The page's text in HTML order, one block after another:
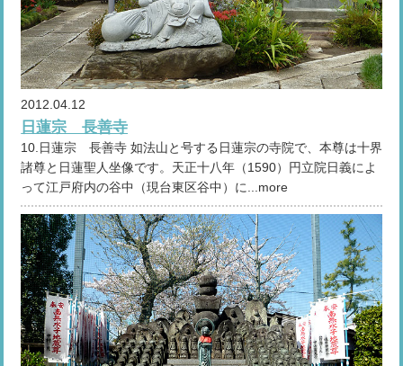
2012.04.12
日蓮宗 長善寺
10.日蓮宗 長善寺 如法山と号する日蓮宗の寺院で、本尊は十界
諸尊と日蓮聖人坐像です。天正十八年（1590）円立院日義によ
って江戸府内の谷中（現台東区谷中）に...more